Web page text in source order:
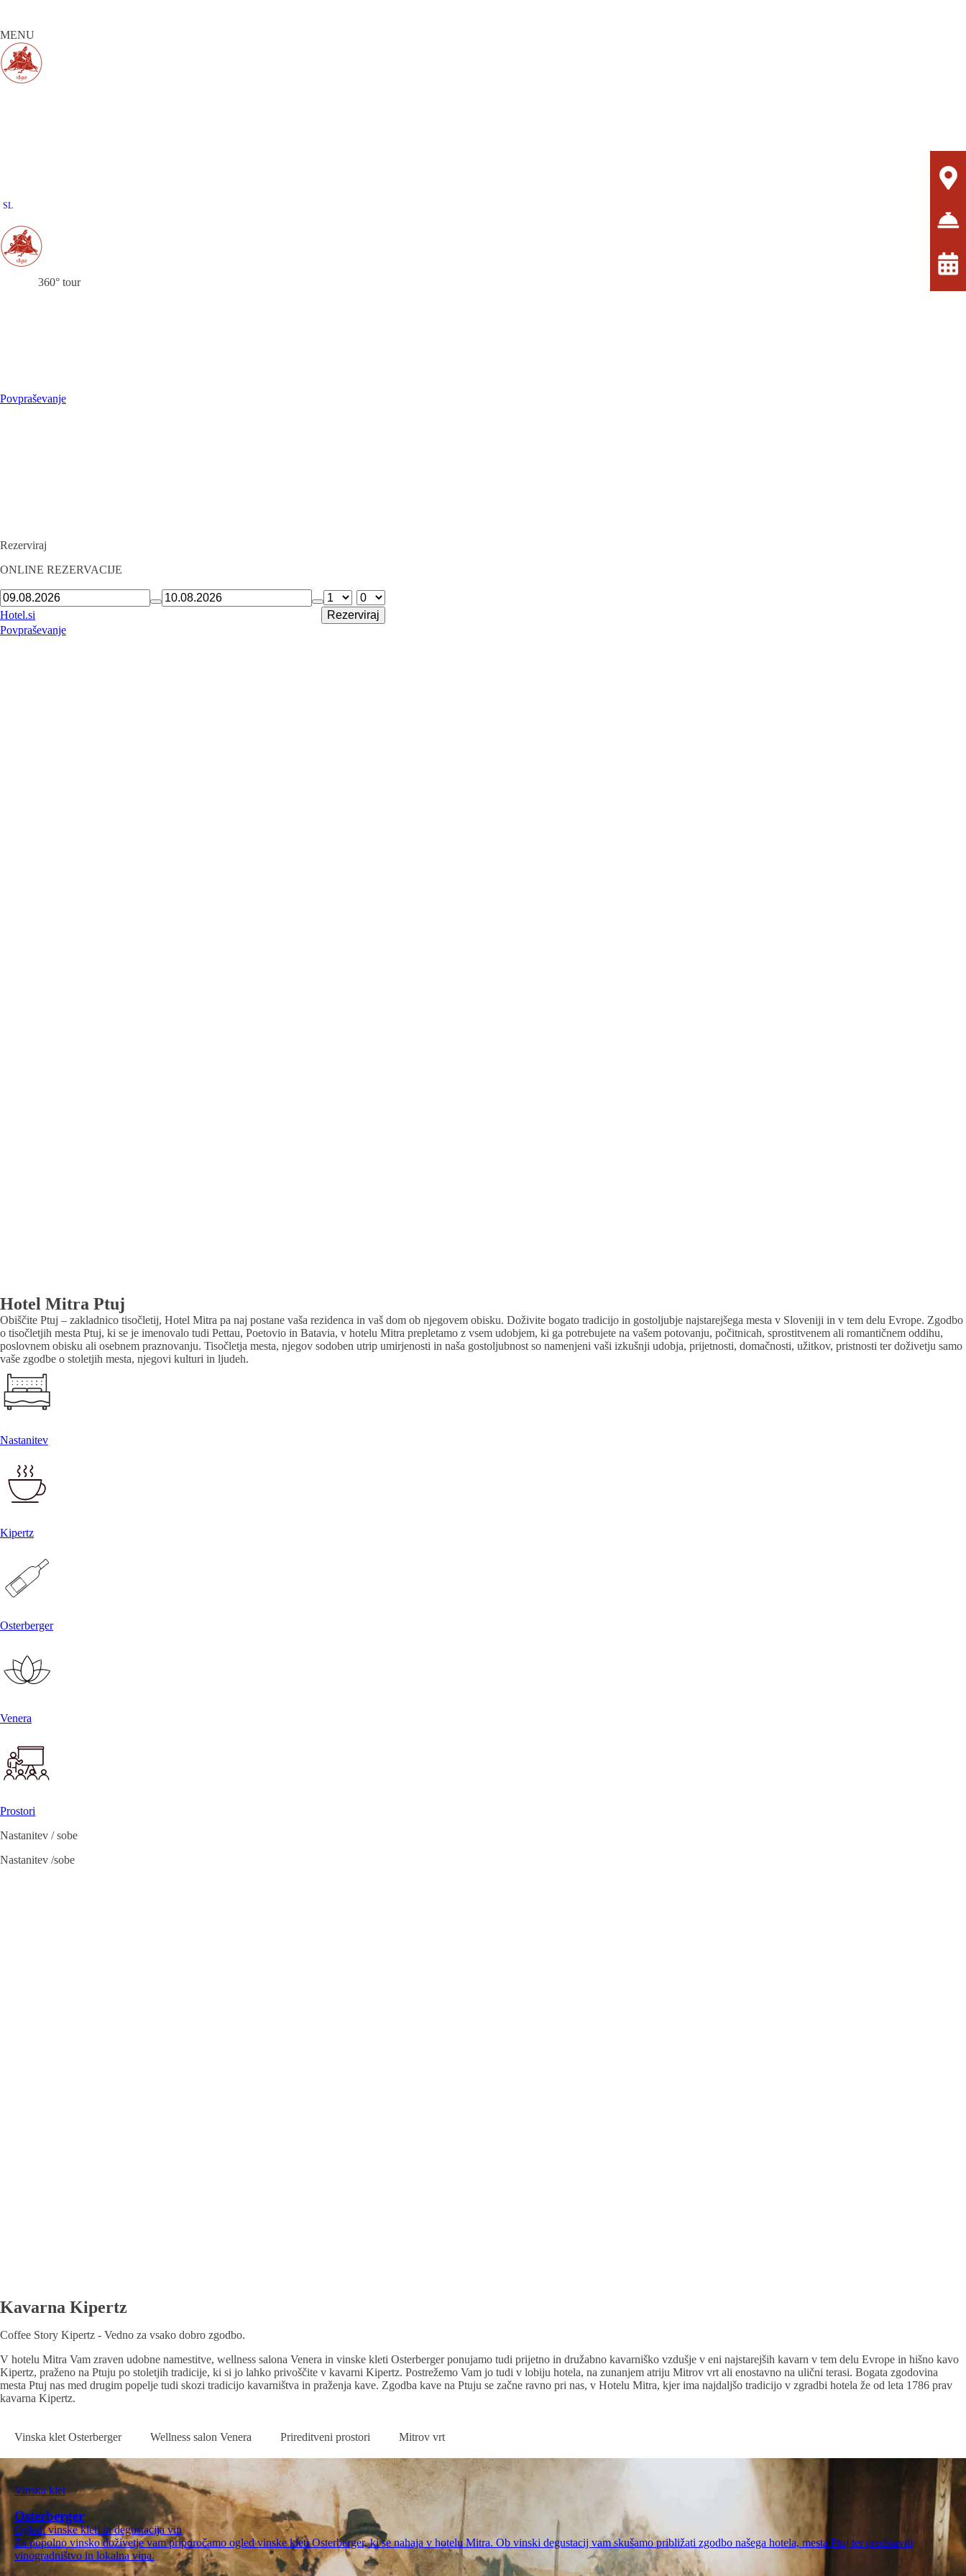
MENU
SL
360° tour
Povpraševanje
Rezerviraj
ONLINE REZERVACIJE
Hotel.si
Rezerviraj
Povpraševanje
Hotel Mitra Ptuj
Obiščite Ptuj – zakladnico tisočletij, Hotel Mitra pa naj postane vaša rezidenca in vaš dom ob njegovem obisku. Doživite bogato tradicijo in gostoljubje najstarejšega mesta v Sloveniji in v tem delu Evrope. Zgodbo
o tisočletjih mesta Ptuj, ki se je imenovalo tudi Pettau, Poetovio in Batavia, v hotelu Mitra prepletamo z vsem udobjem, ki ga potrebujete na vašem potovanju, počitnicah, sprostitvenem ali romantičnem oddihu,
poslovnem obisku ali osebnem praznovanju. Tisočletja mesta, njegov sodoben utrip umirjenosti in naša gostoljubnost so namenjeni vaši izkušnji udobja, prijetnosti, domačnosti, užitkov, pristnosti ter doživetju samo
vaše zgodbe o stoletjih mesta, njegovi kulturi in ljudeh.
Nastanitev
Kipertz
Osterberger
Venera
Prostori
Nastanitev / sobe
Nastanitev /sobe
Kavarna Kipertz
Coffee Story Kipertz - Vedno za vsako dobro zgodbo.
V hotelu Mitra Vam zraven udobne namestitve, wellness salona Venera in vinske kleti Osterberger ponujamo tudi prijetno in družabno kavarniško vzdušje v eni najstarejših kavarn v tem delu Evrope in hišno kavo
Kipertz, praženo na Ptuju po stoletjih tradicije, ki si jo lahko privoščite v kavarni Kipertz. Postrežemo Vam jo tudi v lobiju hotela, na zunanjem atriju Mitrov vrt ali enostavno na ulični terasi. Bogata zgodovina
mesta Ptuj nas med drugim popelje tudi skozi tradicijo kavarništva in praženja kave. Zgodba kave na Ptuju se začne ravno pri nas, v Hotelu Mitra, kjer ima najdaljšo tradicijo v zgradbi hotela že od leta 1786 prav
kavarna Kipertz.
Vinska klet Osterberger Wellness salon Venera Prireditveni prostori Mitrov vrt
Vinska klet
Osterberger
Ogledi vinske kleti in degustacija vin
Za popolno vinsko doživetje vam priporočamo ogled vinske kleti Osterberger, ki se nahaja v hotelu Mitra. Ob vinski degustacij vam skušamo približati zgodbo našega hotela, mesta Ptuj ter predstaviti
vinogradništvo in lokalna vina.